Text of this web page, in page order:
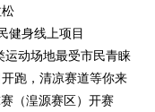
健身线上项目
动场地最受市民青睐
跑，清凉赛道等你来
赛（湟源赛区）开赛